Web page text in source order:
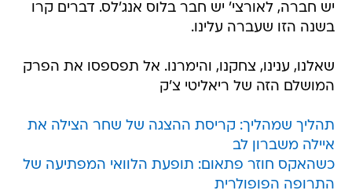
יש חברה, לאורצי' יש חבר בלוס אנג'לס. דברים קרו
בשנה הזו שעברה עלינו.
שאלנו, ענינו, צחקנו, והימרנו. אל תפספסו את הפרק
המושלם הזה של ריאליטי צ'ק
תהליך שמהליך: קריסת ההצגה של שחר הצילה את
איילה משברון לב
כשהאקס חוזר פתאום: תופעת הלוואי המפתיעה של
התרופה הפופולרית